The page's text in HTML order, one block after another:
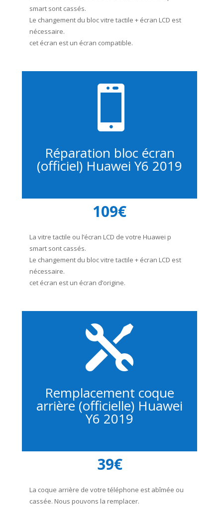
smart sont cassés.
Le changement du bloc vitre tactile + écran LCD est
nécessaire.
cet écran est un écran compatible.

Réparation bloc écran
(officiel) Huawei Y6 2019
109€
La vitre tactile ou l’écran LCD de votre Huawei p
smart sont cassés.
Le changement du bloc vitre tactile + écran LCD est
nécessaire.
cet écran est un écran d’origine.

Remplacement coque
arrière (officielle) Huawei
Y6 2019
39€
La coque arrière de votre téléphone est abîmée ou
cassée. Nous pouvons la remplacer.